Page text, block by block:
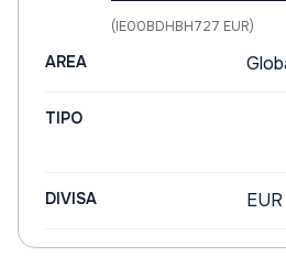
(IE00BDHBH727 EUR)
AREA
TIPO
DIVISA EUR